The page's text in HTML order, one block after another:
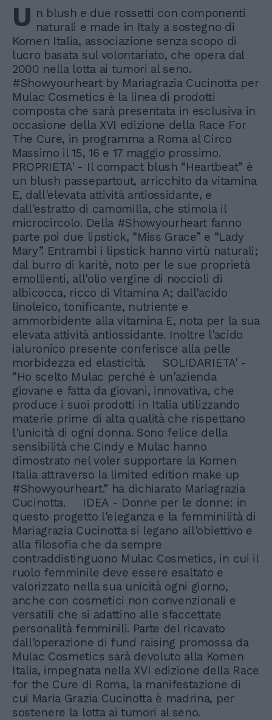
U n blush e due rossetti con componenti
naturali e made in Italy a sostegno di
Komen Italia, associazione senza scopo di
lucro basata sul volontariato, che opera dal
2000 nella lotta ai tumori al seno.
#Showyourheart by Mariagrazia Cucinotta per
Mulac Cosmetics è la linea di prodotti
composta che sarà presentata in esclusiva in
occasione della XVI edizione della Race For
The Cure, in programma a Roma al Circo
Massimo il 15, 16 e 17 maggio prossimo.
PROPRIETA' - Il compact blush “Heartbeat” è
un blush passepartout, arricchito da vitamina
E, dall'elevata attività antiossidante, e
dall'estratto di camomilla, che stimola il
microcircolo. Della #Showyourheart fanno
parte poi due lipstick, “Miss Grace” e “Lady
Mary”. Entrambi i lipstick hanno virtù naturali;
dal burro di karitè, noto per le sue proprietà
emollienti, all'olio vergine di noccioli di
albicocca, ricco di Vitamina A; dall'acido
linoleico, tonificante, nutriente e
ammorbidente alla vitamina E, nota per la sua
elevata attività antiossidante. Inoltre l'acido
ialuronico presente conferisce alla pelle
morbidezza ed elasticità. SOLIDARIETA' -
“Ho scelto Mulac perché è un'azienda
giovane e fatta da giovani, innovativa, che
produce i suoi prodotti in Italia utilizzando
materie prime di alta qualità che rispettano
l'unicità di ogni donna. Sono felice della
sensibilità che Cindy e Mulac hanno
dimostrato nel voler supportare la Komen
Italia attraverso la limited edition make up
#Showyourheart.” ha dichiarato Mariagrazia
Cucinotta. IDEA - Donne per le donne: in
questo progetto l'eleganza e la femminilità di
Mariagrazia Cucinotta si legano all'obiettivo e
alla filosofia che da sempre
contraddistinguono Mulac Cosmetics, in cui il
ruolo femminile deve essere esaltato e
valorizzato nella sua unicità ogni giorno,
anche con cosmetici non convenzionali e
versatili che si adattino alle sfaccettate
personalità femminili. Parte del ricavato
dall'operazione di fund raising promossa da
Mulac Cosmetics sarà devoluto alla Komen
Italia, impegnata nella XVI edizione della Race
for the Cure di Roma, la manifestazione di
cui Maria Grazia Cucinotta è madrina, per
sostenere la lotta ai tumori al seno.